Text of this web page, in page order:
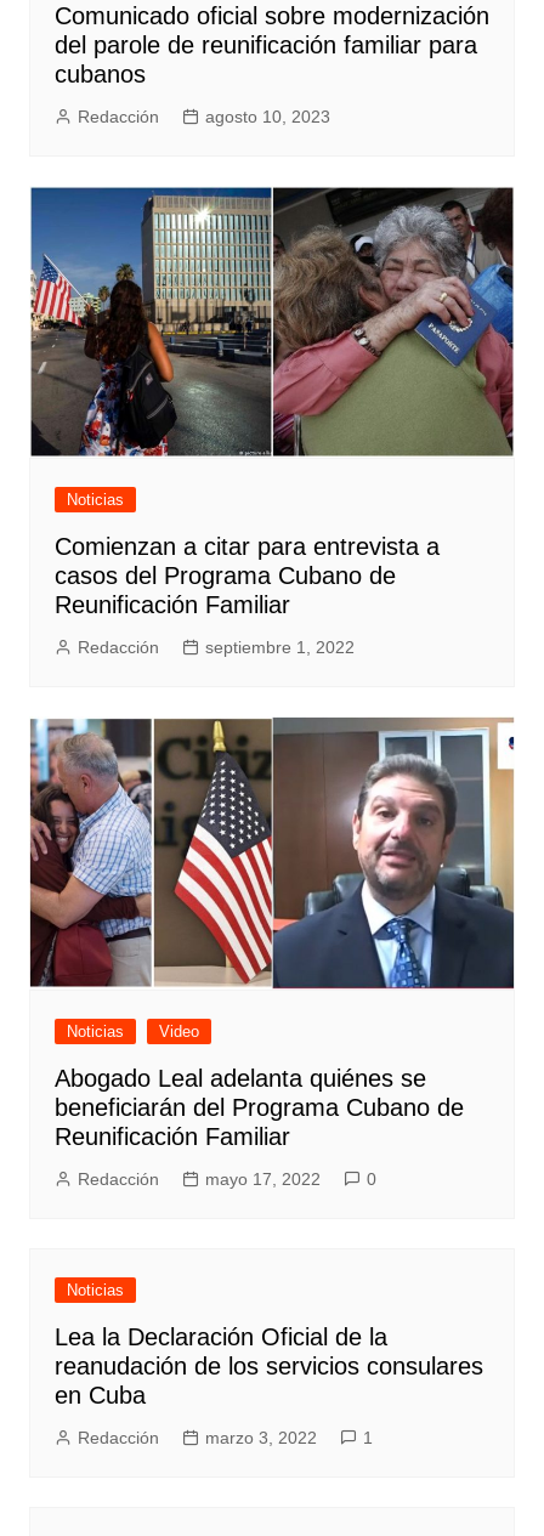
Comunicado oficial sobre modernización
del parole de reunificación familiar para
cubanos
Redacción agosto 10, 2023
Noticias
Comienzan a citar para entrevista a
casos del Programa Cubano de
Reunificación Familiar
Redacción septiembre 1, 2022
Noticias Video
Abogado Leal adelanta quiénes se
beneficiarán del Programa Cubano de
Reunificación Familiar
Redacción mayo 17, 2022 0
Noticias
Lea la Declaración Oficial de la
reanudación de los servicios consulares
en Cuba
Redacción marzo 3, 2022 1